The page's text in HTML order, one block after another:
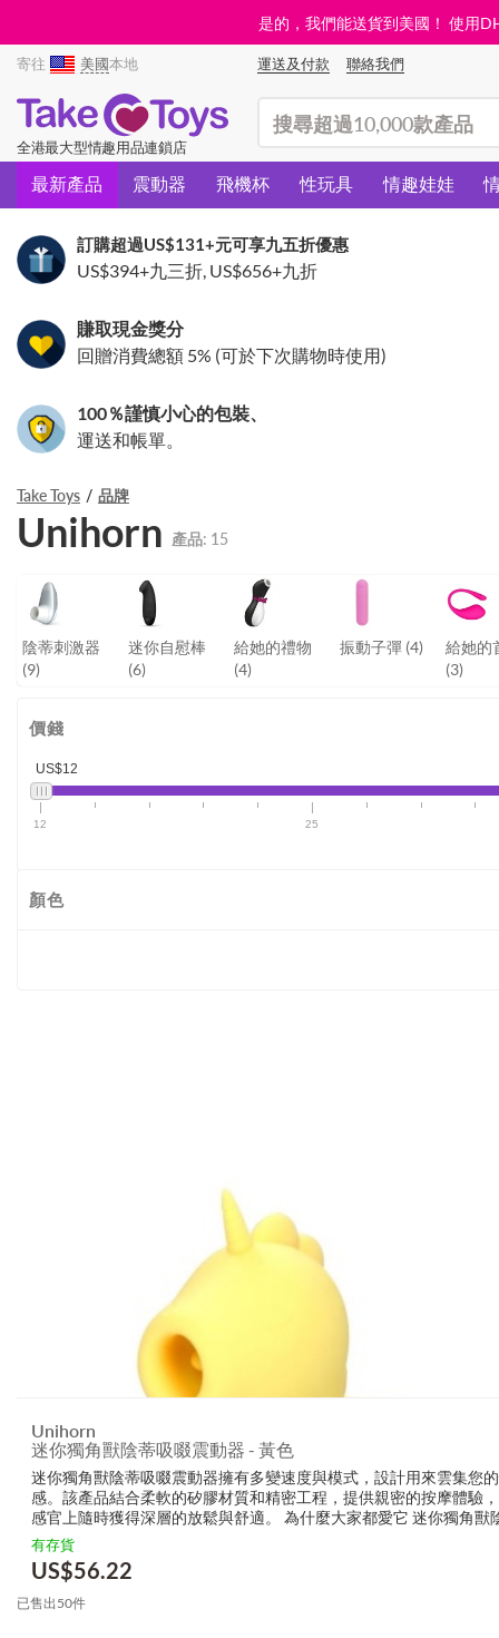
是的，我們能送貨到美國！ 使用
寄往 美國本地 運送及付款 聯絡我們
全港最大型情趣用品連鎖店
最新產品 震動器 飛機杯 性玩具 情趣娃娃
訂購超過US$131+元可享九五折優惠
US$394+九三折, US$656+九折
賺取現金獎分
回贈消費總額 5% (可於下次購物時使用)
100％謹慎小心的包裝、
運送和帳單。
Take Toys 品牌
Unihorn 產品: 15
陰蒂刺激器
(9)
迷你自慰棒
(6)
給她的禮物
(4)
振動子彈 (4)
給她的
(3)
價錢
US$12
12 25
顏色
Unihorn
迷你獨角獸陰蒂吸啜震動器 - 黃色
迷你獨角獸陰蒂吸啜震動器擁有多變速度與模式，設計用來雲集您
感。該產品結合柔軟的矽膠材質和精密工程，提供親密的按摩體驗
感官上隨時獲得深層的放鬆與舒適。 為什麼大家都愛它 迷你獨角獸
啜震動器？ 雙馬達設計，提供強力驅動 20種搭配使用的愉悅設置
計，...
有存貨
US$56.22
已售出50件